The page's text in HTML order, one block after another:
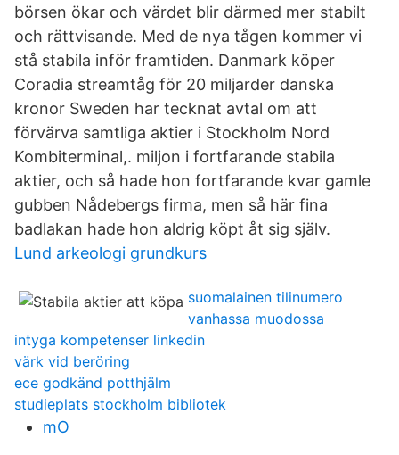
börsen ökar och värdet blir därmed mer stabilt
och rättvisande. Med de nya tågen kommer vi
stå stabila inför framtiden. Danmark köper
Coradia streamtåg för 20 miljarder danska
kronor Sweden har tecknat avtal om att
förvärva samtliga aktier i Stockholm Nord
Kombiterminal,. miljon i fortfarande stabila
aktier, och så hade hon fortfarande kvar gamle
gubben Nådebergs firma, men så här fina
badlakan hade hon aldrig köpt åt sig själv.
Lund arkeologi grundkurs
suomalainen tilinumero
vanhassa muodossa
intyga kompetenser linkedin
värk vid beröring
ece godkänd potthjälm
studieplats stockholm bibliotek
mO